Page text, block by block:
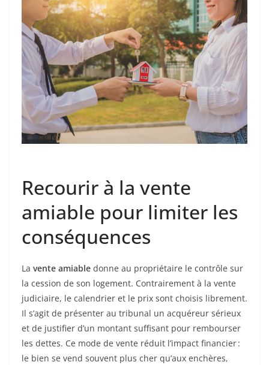
Recourir à la vente
amiable pour limiter les
conséquences
La vente amiable donne au propriétaire le contrôle sur
la cession de son logement. Contrairement à la vente
judiciaire, le calendrier et le prix sont choisis librement.
Il s’agit de présenter au tribunal un acquéreur sérieux
et de justifier d’un montant suffisant pour rembourser
les dettes. Ce mode de vente réduit l’impact financier :
le bien se vend souvent plus cher qu’aux enchères,